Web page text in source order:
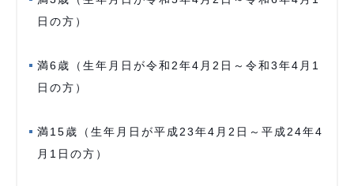
日の方）
満6歳（生年月日が令和2年4月2日～令和3年4月1
日の方）
満15歳（生年月日が平成23年4月2日～平成24年4
月1日の方）